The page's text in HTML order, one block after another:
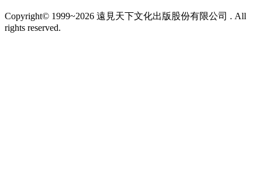
Copyright© 1999~2026 遠見天下文化出版股份有限公司 . All
rights reserved.